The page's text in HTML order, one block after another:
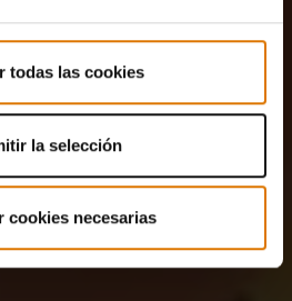
todas las cookies
la selección
cookies necesarias